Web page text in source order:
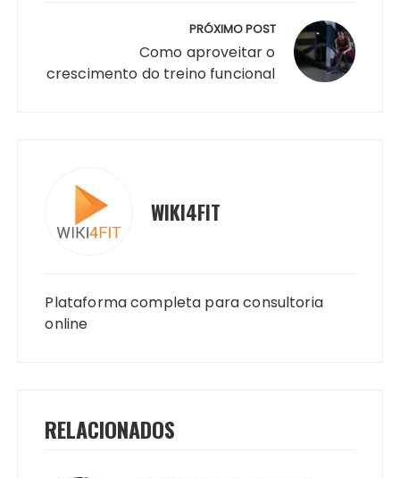
PRÓXIMO POST
Como aproveitar o
crescimento do treino funcional
WIKI4FIT
Plataforma completa para consultoria
online
RELACIONADOS